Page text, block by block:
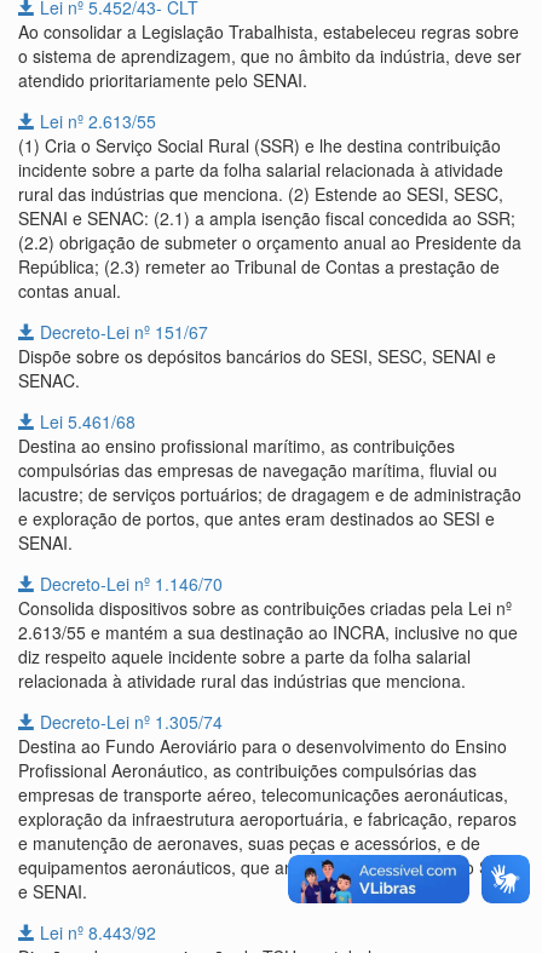
Lei nº 5.452/43- CLT
Ao consolidar a Legislação Trabalhista, estabeleceu regras sobre
o sistema de aprendizagem, que no âmbito da indústria, deve ser
atendido prioritariamente pelo SENAI.
Lei nº 2.613/55
(1) Cria o Serviço Social Rural (SSR) e lhe destina contribuição
incidente sobre a parte da folha salarial relacionada à atividade
rural das indústrias que menciona. (2) Estende ao SESI, SESC,
SENAI e SENAC: (2.1) a ampla isenção fiscal concedida ao SSR;
(2.2) obrigação de submeter o orçamento anual ao Presidente da
República; (2.3) remeter ao Tribunal de Contas a prestação de
contas anual.
Decreto-Lei nº 151/67
Dispõe sobre os depósitos bancários do SESI, SESC, SENAI e
SENAC.
Lei 5.461/68
Destina ao ensino profissional marítimo, as contribuições
compulsórias das empresas de navegação marítima, fluvial ou
lacustre; de serviços portuários; de dragagem e de administração
e exploração de portos, que antes eram destinados ao SESI e
SENAI.
Decreto-Lei nº 1.146/70
Consolida dispositivos sobre as contribuições criadas pela Lei nº
2.613/55 e mantém a sua destinação ao INCRA, inclusive no que
diz respeito aquele incidente sobre a parte da folha salarial
relacionada à atividade rural das indústrias que menciona.
Decreto-Lei nº 1.305/74
Destina ao Fundo Aeroviário para o desenvolvimento do Ensino
Profissional Aeronáutico, as contribuições compulsórias das
empresas de transporte aéreo, telecomunicações aeronáuticas,
exploração da infraestrutura aeroportuária, e fabricação, reparos
e manutenção de aeronaves, suas peças e acessórios, e de
equipamentos aeronáuticos, que antes eram destinados ao SESI
e SENAI.
Lei nº 8.443/92